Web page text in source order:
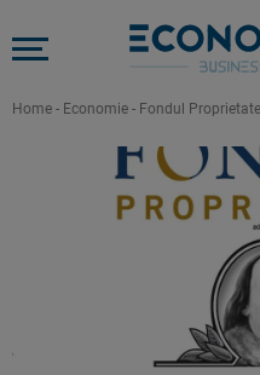
Home - Economie - Fondul